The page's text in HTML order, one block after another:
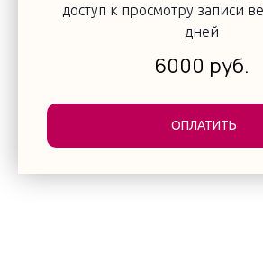
доступ к просмотру записи
дней
6000 руб.
ОПЛАТИТЬ